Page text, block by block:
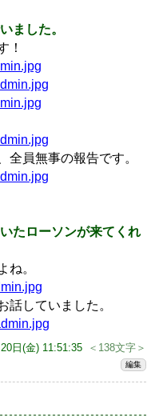
ました。
！
全員無事の報告です。
たローソンが来てくれ
ね。
話していました。
日(金) 11:51:35 ＜138文字＞
編集